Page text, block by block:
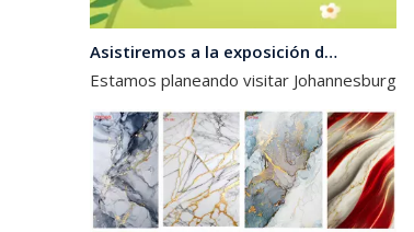
Asistiremos a la exposición de Sudáfrica en Octomber
Estamos planeando visitar